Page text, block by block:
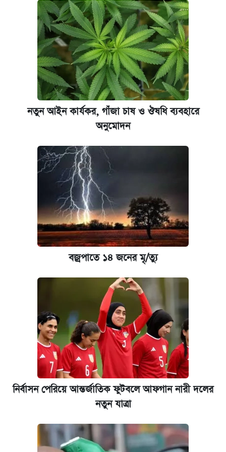
প্রতিষ্ঠান প্রধানদের ভাইভা শুরুর নির্দেশ শিক্ষামন্ত্রীর
নতুন আইন কার্যকর, গাঁজা চাষ ও ঔষধি ব্যবহারে
অনুমোদন
বজ্রপাতে ১৪ জনের মৃ/ত্যু
নির্বাসন পেরিয়ে আন্তর্জাতিক ফুটবলে আফগান নারী দলের
নতুন যাত্রা